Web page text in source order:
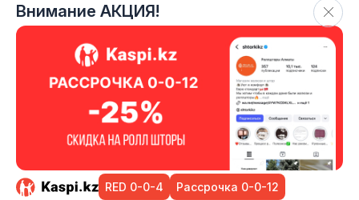
+7 (707) 740 11-11
+7 (775) 547 06-35
support@shtorki.kz
Позвоните нам или пишите для уточнения деталей.
или
Оставьте ваши данные и мы вам
Внимание АКЦИЯ!
RED 0-0-4 Рассрочка 0-0-12